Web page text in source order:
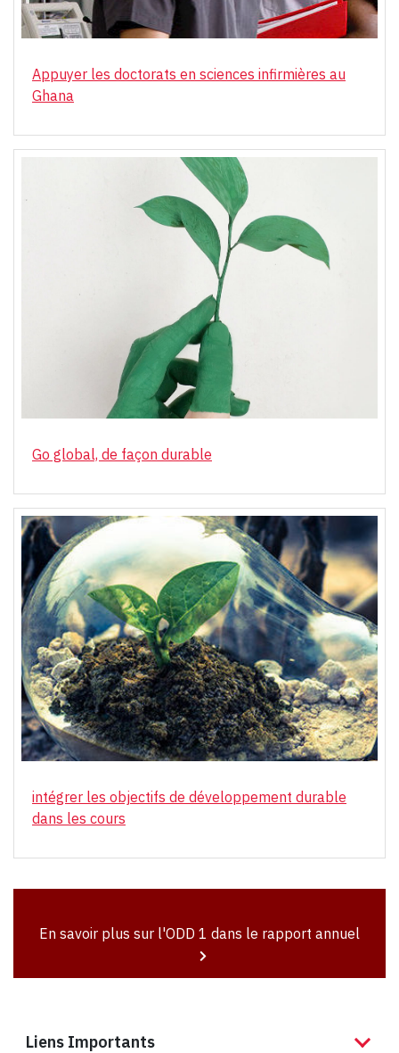
Appuyer les doctorats en sciences infirmières au
Ghana
Go global, de façon durable
intégrer les objectifs de développement durable
dans les cours
En savoir plus sur l'ODD 1 dans le rapport annuel
Liens Importants